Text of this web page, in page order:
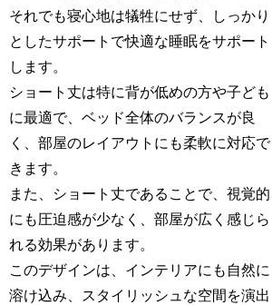
それでも寝心地は犠牲にせず、しっかり
としたサポートで快適な睡眠をサポート
します。
ショート丈は特に背が低めの方や子ども
に最適で、ベッド全体のバランスが良
く、部屋のレイアウトにも柔軟に対応で
きます。
また、ショート丈であることで、視覚的
にも圧迫感が少なく、部屋が広く感じら
れる効果があります。
このデザインは、インテリアにも自然に
溶け込み、スタイリッシュな空間を演出